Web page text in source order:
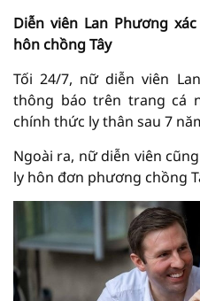
Diễn viên Lan Phương
hôn chồng Tây
Tối 24/7, nữ diễn viên
thông báo trên trang cá
chính thức ly thân sau 7
Ngoài ra, nữ diễn viên
ly hôn đơn phương chồng